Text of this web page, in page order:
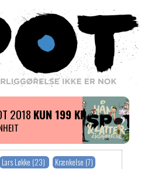
2018 KUN 199 KR
Lars Løkke (23)
Krænkelse (7)